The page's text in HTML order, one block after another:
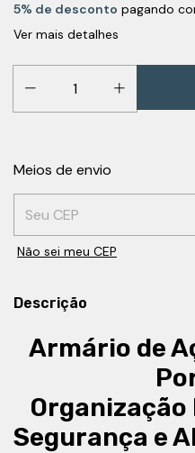
5% de desconto pagando
Ver mais detalhes
Meios de envio
Entregas para o CEP:
Não sei meu CEP
Descrição
Armário de
Segurança e